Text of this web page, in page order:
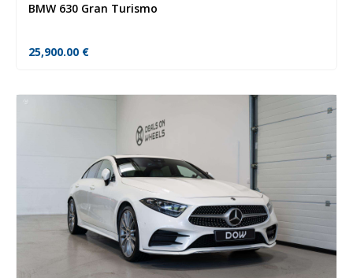
BMW 630 Gran Turismo
25,900.00 €